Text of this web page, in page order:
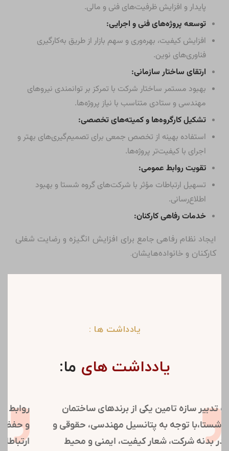
پایدار و افزایش ظرفیت‌های فنی و مالی.
توسعه پروژه‌های فنی و اجرایی:
افزایش کیفیت، بهره‌وری و سهم بازار از طریق به‌کارگیری
فناوری‌های نوین.
ارتقای ساختار سازمانی:
بهبود مستمر ساختار شرکت با تمرکز بر توانمندی نیروهای
مهندسی و ستادی متناسب با نیاز پروژه‌ها.
تشکیل کارگروه‌ها و کمیته‌های تخصصی:
استفاده بهینه از تخصص جمعی برای تصمیم‌گیری‌های بهتر و
اجرای با کیفیت‌تر پروژه‌ها.
تقویت روابط عمومی:
تسهیل ارتباطات مؤثر با شرکت‌های گروه شستا و بهبود
اطلاع‌رسانی.
خدمات رفاهی کارکنان:
ایجاد نظام رفاهی جامع برای افزایش انگیزه و رضایت شغلی
کارکنان و خانواده‌هایشان.
یادداشت ها :
یادداشت های ما:
شرکت تدبیر سازه تامین یکی از برندهای ساختمان
سازی شستا،با توجه به پتانسیل مهندسی، حقوقی و
مالی در بدنه شرکت، شعار کیفیت، ایمنی و محیط